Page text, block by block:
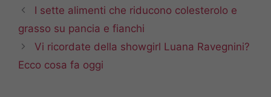
I sette alimenti che riducono colesterolo e
grasso su pancia e fianchi
Vi ricordate della showgirl Luana Ravegnini?
Ecco cosa fa oggi